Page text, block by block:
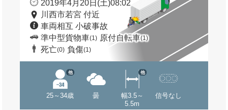
2019年4月20日(土)08:02
川西市若宮 付近
車両相互 小破事故
準中型貨物車(1) 原付自転車(1)
死亡(0) 負傷(1)
25～34歳
他
曇
幅3.5～
5.5m
他
信号なし